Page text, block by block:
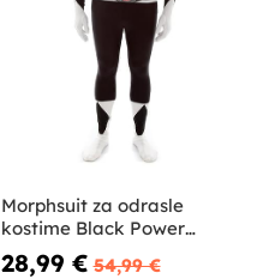
Morphsuit za odrasle
kostime Black Power
Ranger
28,99 € 54,99 €